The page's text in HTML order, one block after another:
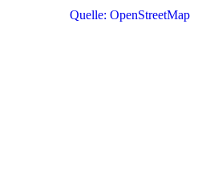
Quelle: OpenStreetMap